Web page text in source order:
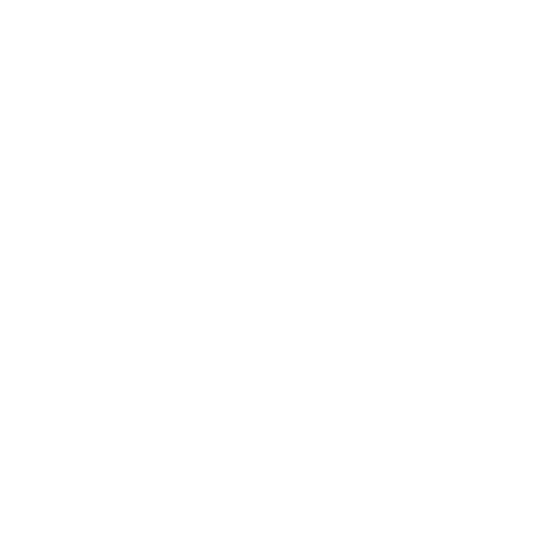
24V, 0,1-15bar, NC stromlos